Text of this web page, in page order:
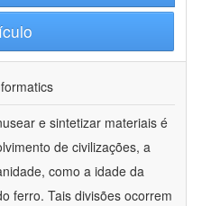
e sintetizar materiais é
de civilizações, a
como a idade da
ferro. Tais divisões ocorrem